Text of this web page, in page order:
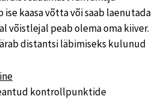
kaasa võtta või saab laenutada
võistlejal peab olema oma kiiver.
distantsi läbimiseks kulunud
kontrollpunktide